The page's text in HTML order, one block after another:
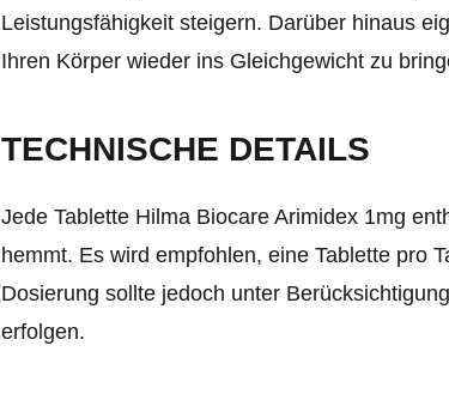
Leistungsfähigkeit steigern. Darüber hinaus
Ihren Körper wieder ins Gleichgewicht zu
TECHNISCHE DETAILS
Jede Tablette Hilma Biocare Arimidex 1mg
hemmt. Es wird empfohlen, eine Tablette pro
Dosierung sollte jedoch unter
erfolgen.